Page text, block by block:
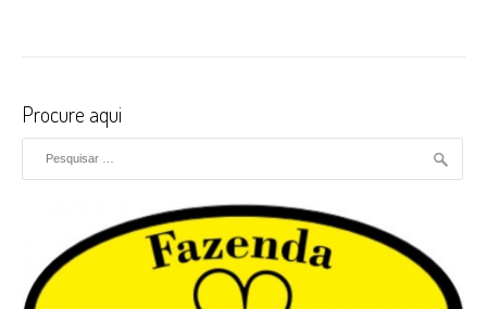
Procure aqui